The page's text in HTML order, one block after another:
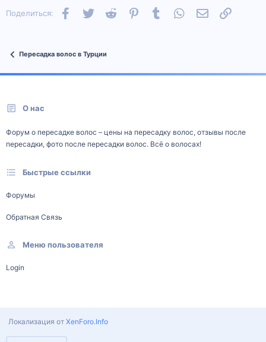
Поделиться: Facebook
Twitter Reddit PinterestTumblr WhatsAppЭлектронная
Ссылка
Пересадка волос в Турции
О нас
Форум о пересадке волос – цены на пересадку волос, отзывы после
пересадки, фото после пересадки волос. Всё о волосах!
Быстрые ссылки
Форумы
Обратная Связь
Меню пользователя
Login
Локализация от XenForo.Info